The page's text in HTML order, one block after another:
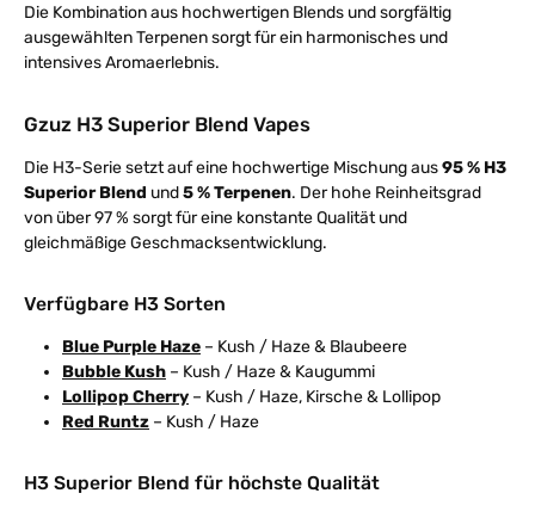
Die Kombination aus hochwertigen Blends und sorgfältig
ausgewählten Terpenen sorgt für ein harmonisches und
intensives Aromaerlebnis.
Gzuz H3 Superior Blend Vapes
Die H3-Serie setzt auf eine hochwertige Mischung aus95 % H3
Superior Blend und5 % Terpenen. Der hohe Reinheitsgrad
von über 97 % sorgt für eine konstante Qualität und
gleichmäßige Geschmacksentwicklung.
Verfügbare H3 Sorten
Blue Purple Haze – Kush / Haze & Blaubeere
Bubble Kush – Kush / Haze & Kaugummi
Lollipop Cherry – Kush / Haze, Kirsche & Lollipop
Red Runtz – Kush / Haze
H3 Superior Blend für höchste Qualität